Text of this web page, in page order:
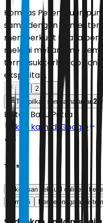
Komnas Perempuan
sama dengan
memperkuat upaya
melalui mekanisme
termasuk terhadap
eksploitasi.
2
Tampilkan semua halaman2
Editor: Bayu Putra
Ikuti kami di Google
Tags
kekerasan seksual online
komdigi
Penyelenggara